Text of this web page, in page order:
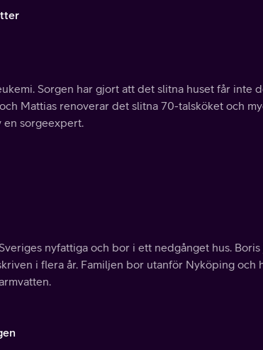
Sorgen har gjort att det slitna huset får inte
Mattias renoverar det slitna 70-talsköket och
en sorgeexpert.
nyfattiga och bor i ett nedgånget hus.
i flera år. Familjen bor utanför Nyköping och